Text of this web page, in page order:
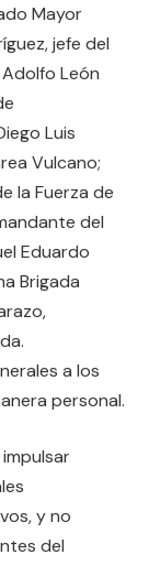
Mayor
jefe del
León
Luis
Vulcano;
la Fuerza de
del
Eduardo
Brigada
a los
personal.
y no
del